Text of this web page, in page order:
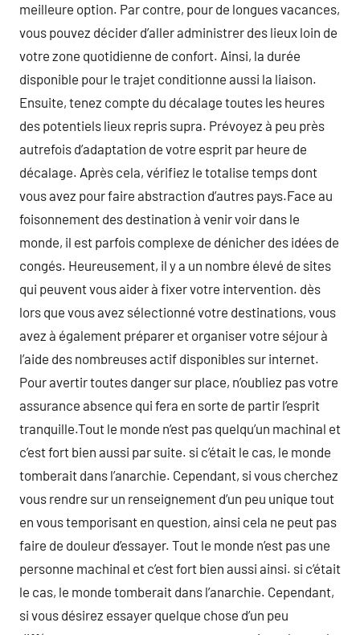
meilleure option. Par contre, pour de longues vacances,
vous pouvez décider d’aller administrer des lieux loin de
votre zone quotidienne de confort. Ainsi, la durée
disponible pour le trajet conditionne aussi la liaison.
Ensuite, tenez compte du décalage toutes les heures
des potentiels lieux repris supra. Prévoyez à peu près
autrefois d’adaptation de votre esprit par heure de
décalage. Après cela, vérifiez le totalise temps dont
vous avez pour faire abstraction d’autres pays.Face au
foisonnement des destination à venir voir dans le
monde, il est parfois complexe de dénicher des idées de
congés. Heureusement, il y a un nombre élevé de sites
qui peuvent vous aider à fixer votre intervention. dès
lors que vous avez sélectionné votre destinations, vous
avez à également préparer et organiser votre séjour à
l’aide des nombreuses actif disponibles sur internet.
Pour avertir toutes danger sur place, n’oubliez pas votre
assurance absence qui fera en sorte de partir l’esprit
tranquille.Tout le monde n’est pas quelqu’un machinal et
c’est fort bien aussi par suite. si c’était le cas, le monde
tomberait dans l’anarchie. Cependant, si vous cherchez
vous rendre sur un renseignement d’un peu unique tout
en vous temporisant en question, ainsi cela ne peut pas
faire de douleur d’essayer. Tout le monde n’est pas une
personne machinal et c’est fort bien aussi ainsi. si c’était
le cas, le monde tomberait dans l’anarchie. Cependant,
si vous désirez essayer quelque chose d’un peu